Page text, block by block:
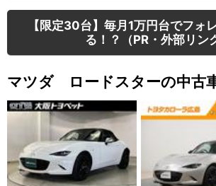
【限定30台】毎月1万円台でフォ
る！？（PR・外部リン
マツダ ロードスターの中古